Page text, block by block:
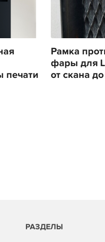
печати
Рамка
фары для
от скана
РАЗДЕЛЫ